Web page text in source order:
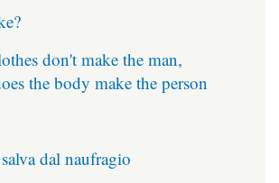
don't make the man,
the body make the person
dal naufragio